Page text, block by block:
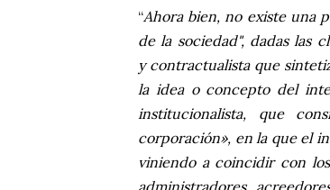
“Ahora bien, no existe una
de la sociedad", dadas las
ycontractualista que
la idea o concepto del
institucionalista, que
corporación», en la que el
viniendo a coincidir con
administradores,